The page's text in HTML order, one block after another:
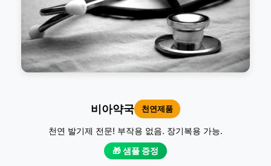
비아약국 천연제품
천연 발기제 전문! 부작용 없음. 장기복용 가능.
🎁 샘플 증정